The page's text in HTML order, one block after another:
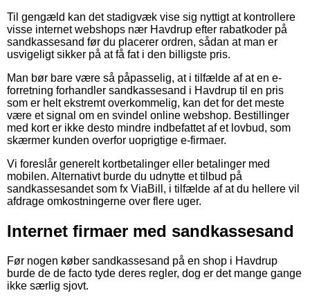
Til gengæld kan det stadigvæk vise sig nyttigt at kontrollere
visse internet webshops nær Havdrup efter rabatkoder på
sandkassesand før du placerer ordren, sådan at man er
usvigeligt sikker på at få fat i den billigste pris.
Man bør bare være så påpasselig, at i tilfælde af at en e-
forretning forhandler sandkassesand i Havdrup til en pris
som er helt ekstremt overkommelig, kan det for det meste
være et signal om en svindel online webshop. Bestillinger
med kort er ikke desto mindre indbefattet af et lovbud, som
skærmer kunden overfor uoprigtige e-firmaer.
Vi foreslår generelt kortbetalinger eller betalinger med
mobilen. Alternativt burde du udnytte et tilbud på
sandkassesandet som fx ViaBill, i tilfælde af at du hellere vil
afdrage omkostningerne over flere uger.
Internet firmaer med sandkassesand
Før nogen køber sandkassesand på en shop i Havdrup
burde de de facto tyde deres regler, dog er det mange gange
ikke særlig sjovt.